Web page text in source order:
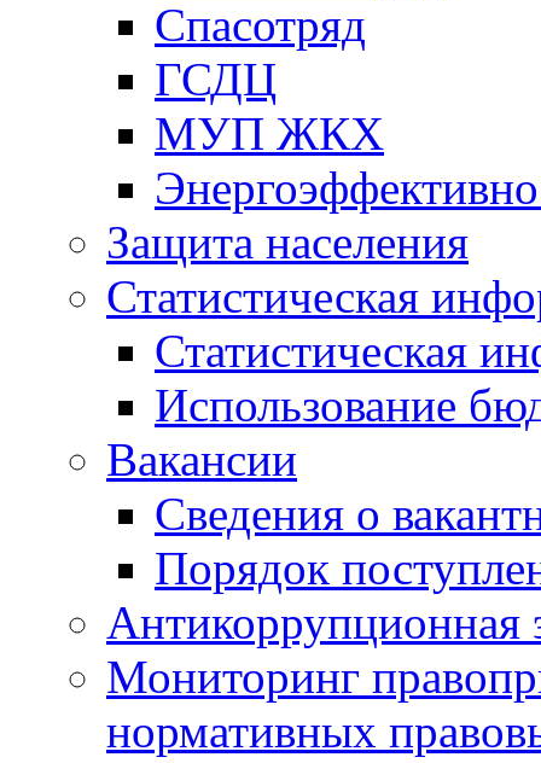
Спасотряд
ГСДЦ
МУП ЖКХ
Защита населения
Статистическая
Статистическая
Использование
Вакансии
Сведения о
Порядок
Антикоррупционная
Мониторинг
нормативных